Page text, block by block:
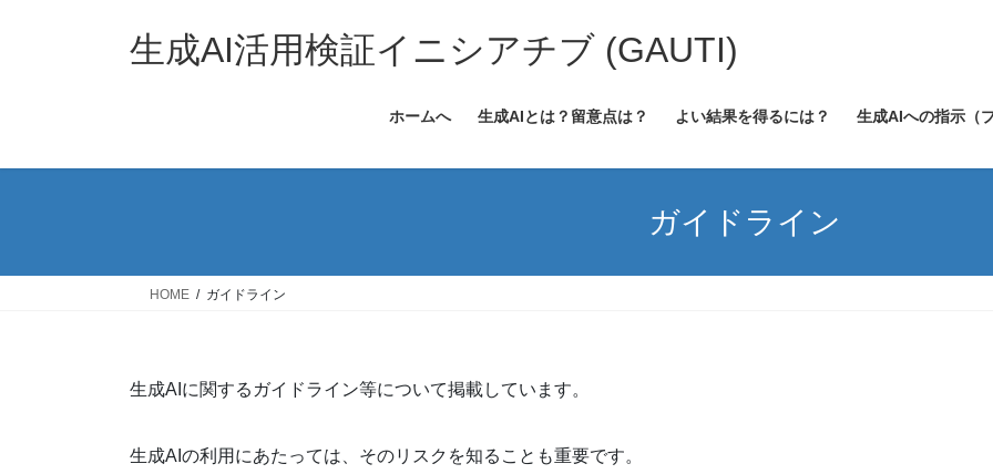
ス
ン
生成AI活用検証イニシアチブ (GAUTI)
ホームへ 生成AIとは？留意点は？ よい結果を得るには？ 生成AIへの指示（
ガイドライン
HOME ガイドライン
生成AIに関するガイドライン等について掲載しています。
生成AIの利用にあたっては、そのリスクを知ることも重要です。